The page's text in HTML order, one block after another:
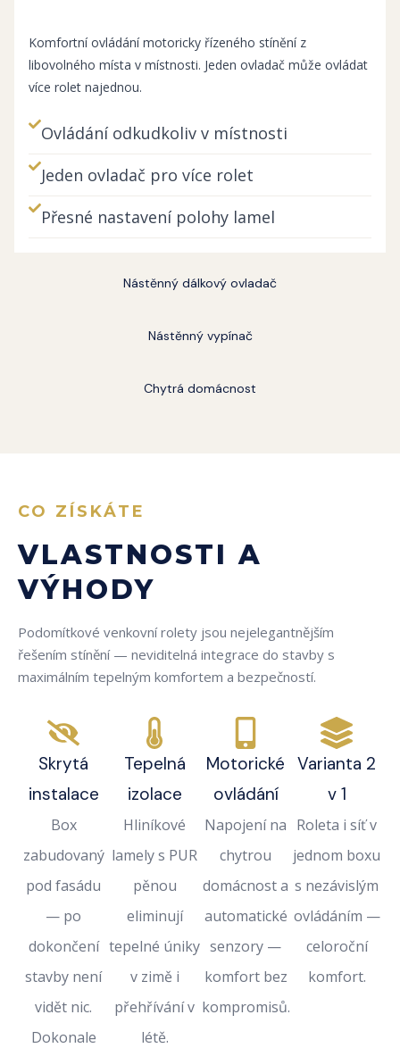
Nástěnný dálkový ovladač
Nástěnný vypínač
Chytrá domácnost
Komfortní ovládání motoricky řízeného stínění z
libovolného místa v místnosti. Jeden ovladač může ovládat
více rolet najednou.
Ovládání odkudkoliv v místnosti
Jeden ovladač pro více rolet
Přesné nastavení polohy lamel
Skrytá
instalace
Box
zabudovaný
pod fasádu
— po
dokončení
stavby není
vidět nic.
Dokonale
Tepelná
izolace
Hliníkové
lamely s PUR
pěnou
eliminují
tepelné úniky
v zimě i
přehřívání v
létě.
Motorické
ovládání
Napojení na
chytrou
domácnost a
automatické
senzory —
komfort bez
kompromisů.
Varianta 2
v 1
Roleta i síť v
jednom boxu
s nezávislým
ovládáním —
celoroční
komfort.
CO ZÍSKÁTE
VLASTNOSTI A
VÝHODY
Podomítkové venkovní rolety jsou nejelegantnějším
řešením stínění — neviditelná integrace do stavby s
maximálním tepelným komfortem a bezpečností.